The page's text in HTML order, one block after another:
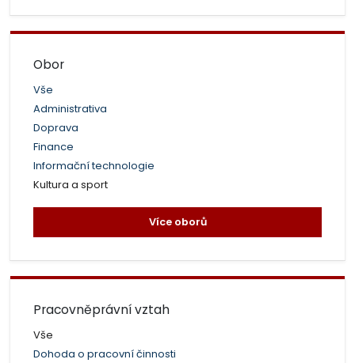
Obor
Vše
Administrativa
Doprava
Finance
Informační technologie
Kultura a sport
Více oborů
Pracovněprávní vztah
Vše
Dohoda o pracovní činnosti